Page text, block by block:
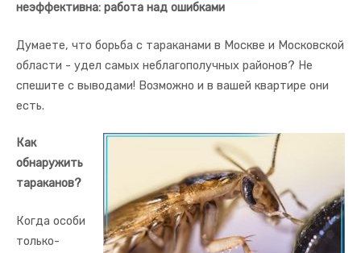
неэффективна: работа над ошибками
Думаете, что борьба с тараканами в Москве и Московской
области - удел самых неблагополучных районов? Не
спешите с выводами! Возможно и в вашей квартире они
есть.
Как
обнаружить
тараканов?
Когда особи
только-